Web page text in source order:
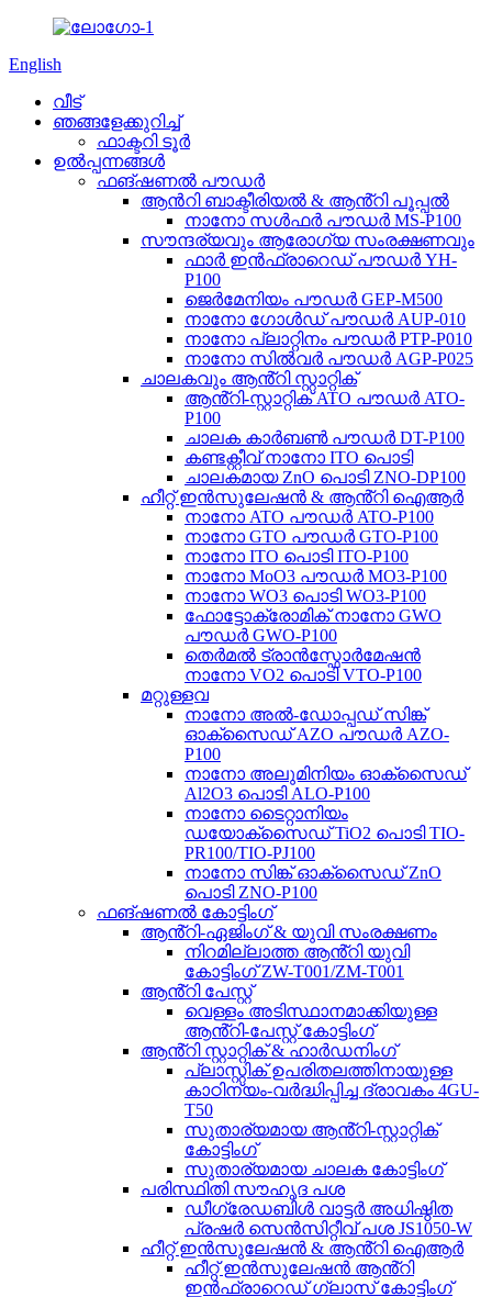
English
വീട്
ഞങ്ങളേക്കുറിച്ച്
ഫാക്ടറി ടൂർ
ഉൽപ്പന്നങ്ങൾ
ഫങ്ഷണൽ പൗഡർ
ആൻറി ബാക്ടീരിയൽ & ആൻ്റി പൂപ്പൽ
നാനോ സൾഫർ പൗഡർ MS-P100
സൗന്ദര്യവും ആരോഗ്യ സംരക്ഷണവും
ഫാർ ഇൻഫ്രാറെഡ് പൗഡർ YH-
P100
ജെർമേനിയം പൗഡർ GEP-M500
നാനോ ഗോൾഡ് പൗഡർ AUP-010
നാനോ പ്ലാറ്റിനം പൗഡർ PTP-P010
നാനോ സിൽവർ പൗഡർ AGP-P025
ചാലകവും ആൻ്റി സ്റ്റാറ്റിക്
ആൻ്റി-സ്റ്റാറ്റിക് ATO പൗഡർ ATO-
P100
ചാലക കാർബൺ പൗഡർ DT-P100
കണ്ടക്റ്റീവ് നാനോ ITO പൊടി
ചാലകമായ ZnO പൊടി ZNO-DP100
ഹീറ്റ് ഇൻസുലേഷൻ & ആൻ്റി ഐആർ
നാനോ ATO പൗഡർ ATO-P100
നാനോ GTO പൗഡർ GTO-P100
നാനോ ITO പൊടി ITO-P100
നാനോ MoO3 പൗഡർ MO3-P100
നാനോ WO3 പൊടി WO3-P100
ഫോട്ടോക്രോമിക് നാനോ GWO
പൗഡർ GWO-P100
തെർമൽ ട്രാൻസ്ഫോർമേഷൻ
നാനോ VO2 പൊടി VTO-P100
മറ്റുള്ളവ
നാനോ അൽ-ഡോപ്പഡ് സിങ്ക്
ഓക്സൈഡ് AZO പൗഡർ AZO-
P100
നാനോ അലുമിനിയം ഓക്സൈഡ്
Al2O3 പൊടി ALO-P100
നാനോ ടൈറ്റാനിയം
ഡയോക്സൈഡ് TiO2 പൊടി TIO-
PR100/TIO-PJ100
നാനോ സിങ്ക് ഓക്സൈഡ് ZnO
പൊടി ZNO-P100
ഫങ്ഷണൽ കോട്ടിംഗ്
ആൻ്റി-ഏജിംഗ് & യുവി സംരക്ഷണം
നിറമില്ലാത്ത ആൻ്റി യുവി
കോട്ടിംഗ് ZW-T001/ZM-T001
ആൻ്റി പേസ്റ്റ്
വെള്ളം അടിസ്ഥാനമാക്കിയുള്ള
ആൻ്റി-പേസ്റ്റ് കോട്ടിംഗ്
ആൻ്റി സ്റ്റാറ്റിക് & ഹാർഡനിംഗ്
പ്ലാസ്റ്റിക് ഉപരിതലത്തിനായുള്ള
കാഠിന്യം-വർദ്ധിപ്പിച്ച ദ്രാവകം 4GU-
T50
സുതാര്യമായ ആൻ്റി-സ്റ്റാറ്റിക്
കോട്ടിംഗ്
സുതാര്യമായ ചാലക കോട്ടിംഗ്
പരിസ്ഥിതി സൗഹൃദ പശ
ഡീഗ്രേഡബിൾ വാട്ടർ അധിഷ്ഠിത
പ്രഷർ സെൻസിറ്റീവ് പശ JS1050-W
ഹീറ്റ് ഇൻസുലേഷൻ & ആൻ്റി ഐആർ
ഹീറ്റ് ഇൻസുലേഷൻ ആൻ്റി
ഇൻഫ്രാറെഡ് ഗ്ലാസ് കോട്ടിംഗ്